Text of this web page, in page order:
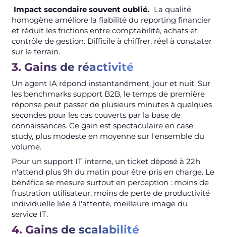
Impact secondaire souvent oublié. La qualité
homogène améliore la fiabilité du reporting financier
et réduit les frictions entre comptabilité, achats et
contrôle de gestion. Difficile à chiffrer, réel à constater
sur le terrain.
3. Gains de réactivité
Un agent IA répond instantanément, jour et nuit. Sur
les benchmarks support B2B, le temps de première
réponse peut passer de plusieurs minutes à quelques
secondes pour les cas couverts par la base de
connaissances. Ce gain est spectaculaire en case
study, plus modeste en moyenne sur l'ensemble du
volume.
Pour un support IT interne, un ticket déposé à 22h
n'attend plus 9h du matin pour être pris en charge. Le
bénéfice se mesure surtout en perception : moins de
frustration utilisateur, moins de perte de productivité
individuelle liée à l'attente, meilleure image du
service IT.
4. Gains de scalabilité